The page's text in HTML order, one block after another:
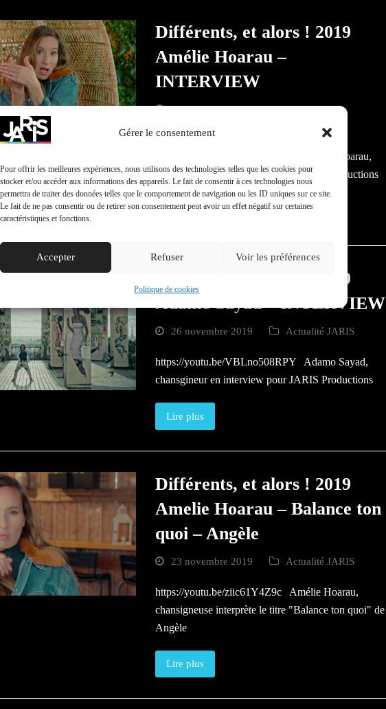
Gérer le consentement
Pour offrir les meilleures expériences, nous utilisons des technologies telles que les cookies pour
stocker et/ou accéder aux informations des appareils. Le fait de consentir à ces technologies nous
permettra de traiter des données telles que le comportement de navigation ou les ID uniques sur ce site.
Le fait de ne pas consentir ou de retirer son consentement peut avoir un effet négatif sur certaines
caractéristiques et fonctions.
Accepter Refuser Voir les préférences
Politique de cookies
Différents, et alors ! 2019
Amélie Hoarau –
INTERVIEW
26 novembre 2019
https://youtu.be/K4W4lMInWpI Amélie Hoarau,
chansigneuse en interview pour JARIS Productions
Lire plus
Différents, et alors ! 2019
Adamo Sayad – INTERVIEW
26 novembre 2019 Actualité JARIS
https://youtu.be/VBLno508RPY Adamo Sayad,
chansgineur en interview pour JARIS Productions
Lire plus
Différents, et alors ! 2019
Amelie Hoarau – Balance ton
quoi – Angèle
23 novembre 2019 Actualité JARIS
https://youtu.be/ziic61Y4Z9c Amélie Hoarau,
chansigneuse interprète le titre "Balance ton quoi" de
Angèle
Lire plus